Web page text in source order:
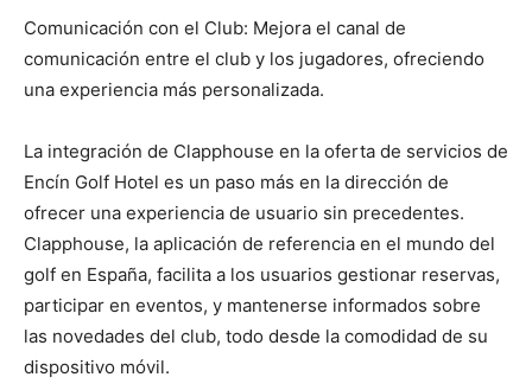
Comunicación con el Club: Mejora el canal de
comunicación entre el club y los jugadores, ofreciendo
una experiencia más personalizada.
La integración de Clapphouse en la oferta de servicios de
Encín Golf Hotel es un paso más en la dirección de
ofrecer una experiencia de usuario sin precedentes.
Clapphouse, la aplicación de referencia en el mundo del
golf en España, facilita a los usuarios gestionar reservas,
participar en eventos, y mantenerse informados sobre
las novedades del club, todo desde la comodidad de su
dispositivo móvil.